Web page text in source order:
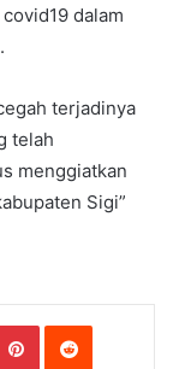
dalam
terjadinya
telah
menggiatkan
Sigi”
PinterestReddit